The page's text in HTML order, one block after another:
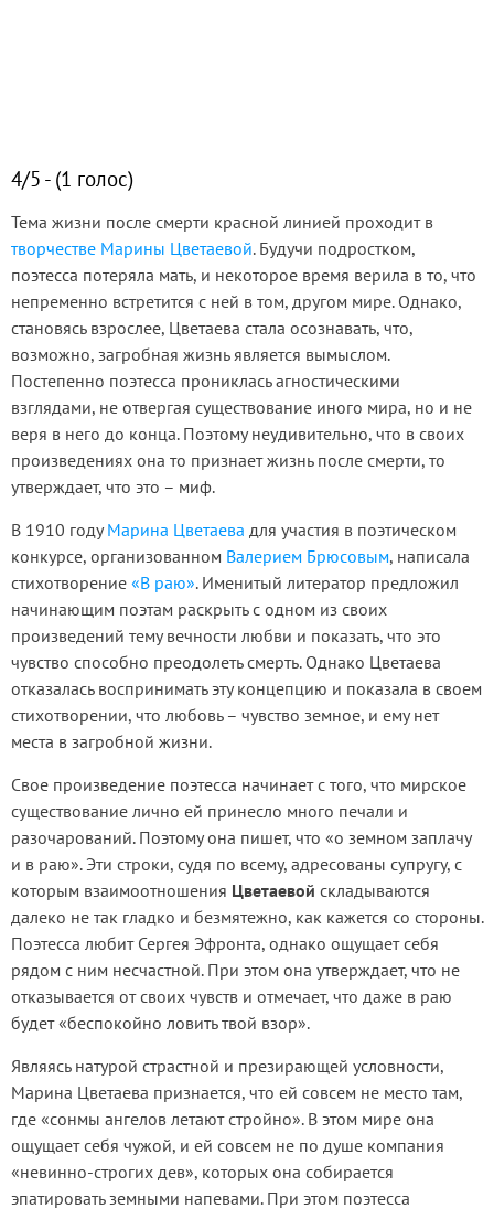
4/5 - (1 голос)
Тема жизни после смерти красной линией проходит в
творчестве Марины Цветаевой. Будучи подростком,
поэтесса потеряла мать, и некоторое время верила в то, что
непременно встретится с ней в том, другом мире. Однако,
становясь взрослее, Цветаева стала осознавать, что,
возможно, загробная жизнь является вымыслом.
Постепенно поэтесса прониклась агностическими
взглядами, не отвергая существование иного мира, но и не
веря в него до конца. Поэтому неудивительно, что в своих
произведениях она то признает жизнь после смерти, то
утверждает, что это – миф.
В 1910 годуМарина Цветаева для участия в поэтическом
конкурсе, организованном Валерием Брюсовым, написала
стихотворение «В раю». Именитый литератор предложил
начинающим поэтам раскрыть с одном из своих
произведений тему вечности любви и показать, что это
чувство способно преодолеть смерть. Однако Цветаева
отказалась воспринимать эту концепцию и показала в своем
стихотворении, что любовь – чувство земное, и ему нет
места в загробной жизни.
Свое произведение поэтесса начинает с того, что мирское
существование лично ей принесло много печали и
разочарований. Поэтому она пишет, что «о земном заплачу
и в раю». Эти строки, судя по всему, адресованы супругу, с
которым взаимоотношения Цветаевой складываются
далеко не так гладко и безмятежно, как кажется со стороны.
Поэтесса любит Сергея Эфронта, однако ощущает себя
рядом с ним несчастной. При этом она утверждает, что не
отказывается от своих чувств и отмечает, что даже в раю
будет «беспокойно ловить твой взор».
Являясь натурой страстной и презирающей условности,
Марина Цветаева признается, что ей совсем не место там,
где «сонмы ангелов летают стройно». В этом мире она
ощущает себя чужой, и ей совсем не по душе компания
«невинно-строгих дев», которых она собирается
эпатировать земными напевами. При этом поэтесса